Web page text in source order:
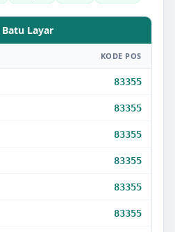
Batu Layar
KODE POS
83355
83355
83355
83355
83355
83355